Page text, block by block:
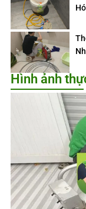
Hình ảnh